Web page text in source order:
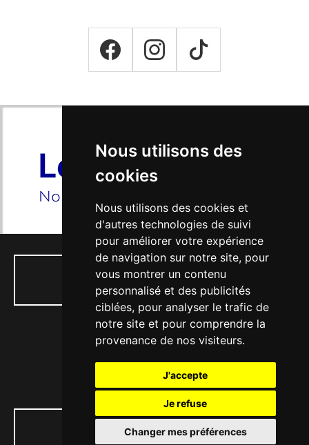
Nous utilisons des
cookies
Nous utilisons des cookies et
d'autres technologies de suivi
pour améliorer votre expérience
de navigation sur notre site, pour
vous montrer un contenu
personnalisé et des publicités
ciblées, pour analyser le trafic de
notre site et pour comprendre la
provenance de nos visiteurs.
J'accepte
Je refuse
Changer mes préférences
01 34 74 04 53
77, rue Paul Doumer - 56, Bd Victor Hugo
78130 LES MUREAUX
Contactez-nous